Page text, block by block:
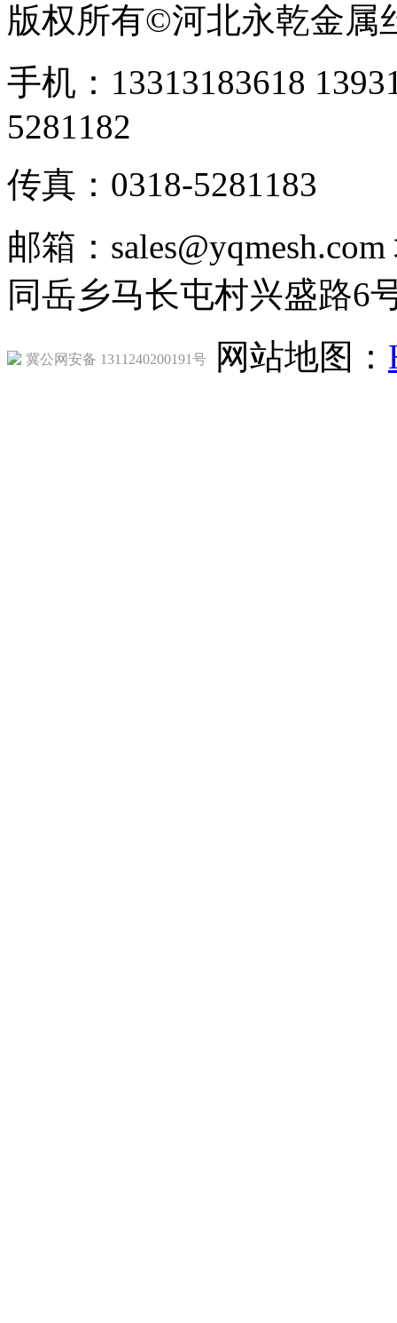
版权所有©河北永乾金属
手机：13313183618
5281182
传真：0318-5281183
邮箱：
同岳乡马长屯村兴盛路6
冀公网安备 1311240200191号 网站地图：